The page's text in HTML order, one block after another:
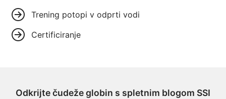
Trening potopi v odprti vodi
Certificiranje
Odkrijte čudeže globin s spletnim blogom SSI